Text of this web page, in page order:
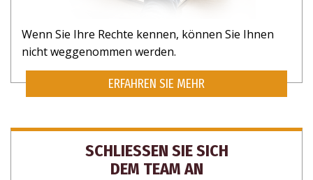
Wenn Sie Ihre Rechte kennen, können Sie Ihnen
nicht weggenommen werden.
ERFAHREN SIE MEHR
SCHLIESSEN SIE SICH
DEM TEAM AN